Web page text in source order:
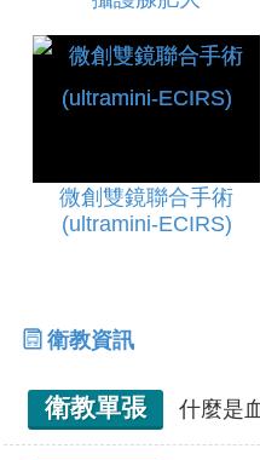
微創雙鏡聯合手術
(ultramini-ECIRS)
衛教資訊
衛教單張 什麼是